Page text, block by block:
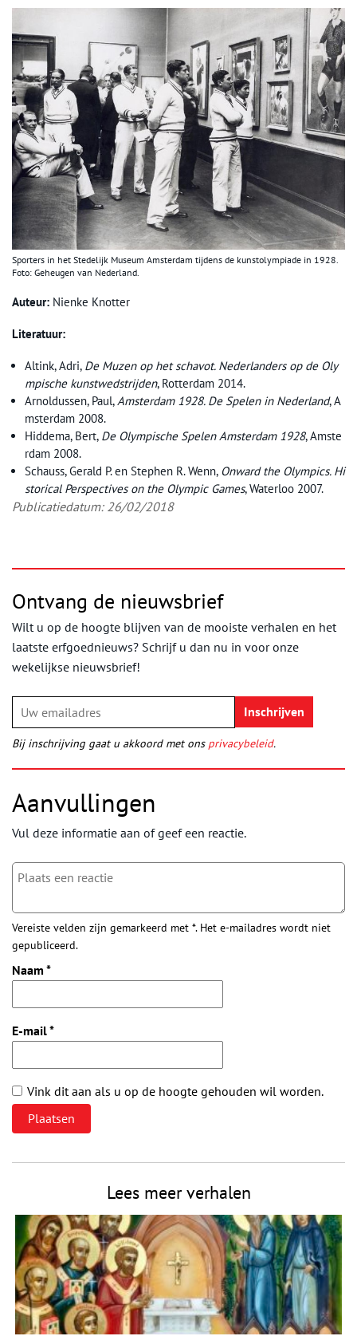
Sporters in het Stedelijk Museum Amsterdam tijdens de kunstolympiade in 1928.
Foto: Geheugen van Nederland.
Auteur: Nienke Knotter
Literatuur:
Altink, Adri, De Muzen op het schavot. Nederlanders op de Oly
mpische kunstwedstrijden, Rotterdam 2014.
Arnoldussen, Paul,Amsterdam 1928. De Spelen in Nederland, A
msterdam 2008.
Hiddema, Bert, De Olympische Spelen Amsterdam 1928, Amste
rdam 2008.
Schauss, Gerald P. en Stephen R. Wenn, Onward the Olympics. Hi
storical Perspectives on the Olympic Games, Waterloo 2007.
Publicatiedatum: 26/02/2018
Ontvang de nieuwsbrief
Wilt u op de hoogte blijven van de mooiste verhalen en het
laatste erfgoednieuws? Schrijf u dan nu in voor onze
wekelijkse nieuwsbrief!
Bij inschrijving gaat u akkoord met ons privacybeleid.
Aanvullingen
Vul deze informatie aan of geef een reactie.
Vereiste velden zijn gemarkeerd met *. Het e-mailadres wordt niet
gepubliceerd.
Naam *
E-mail*
Vink dit aan als u op de hoogte gehouden wil worden.
Lees meer verhalen